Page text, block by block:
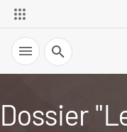
Recherche
Dossier